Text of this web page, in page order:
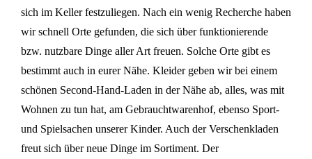
sich im Keller festzuliegen. Nach ein wenig Recherche haben
wir schnell Orte gefunden, die sich über funktionierende
bzw. nutzbare Dinge aller Art freuen. Solche Orte gibt es
bestimmt auch in eurer Nähe. Kleider geben wir bei einem
schönen Second-Hand-Laden in der Nähe ab, alles, was mit
Wohnen zu tun hat, am Gebrauchtwarenhof, ebenso Sport-
und Spielsachen unserer Kinder. Auch der Verschenkladen
freut sich über neue Dinge im Sortiment. Der